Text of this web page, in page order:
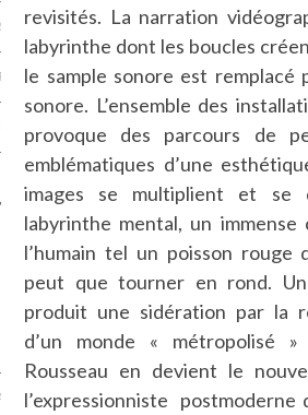
CARAVELLE
revisités. La narration
labyrinthe dont les boucles
le sample sonore est remplacé
sonore. L’ensemble des
provoque des parcours de
emblématiques d’une
images se multiplient et se
labyrinthe mental, un immense
l’humain tel un poisson rouge
peut que tourner en rond.
produit une sidération par la
d’un monde « métropolisé
Rousseau en devient le
l’expressionniste postmoderne